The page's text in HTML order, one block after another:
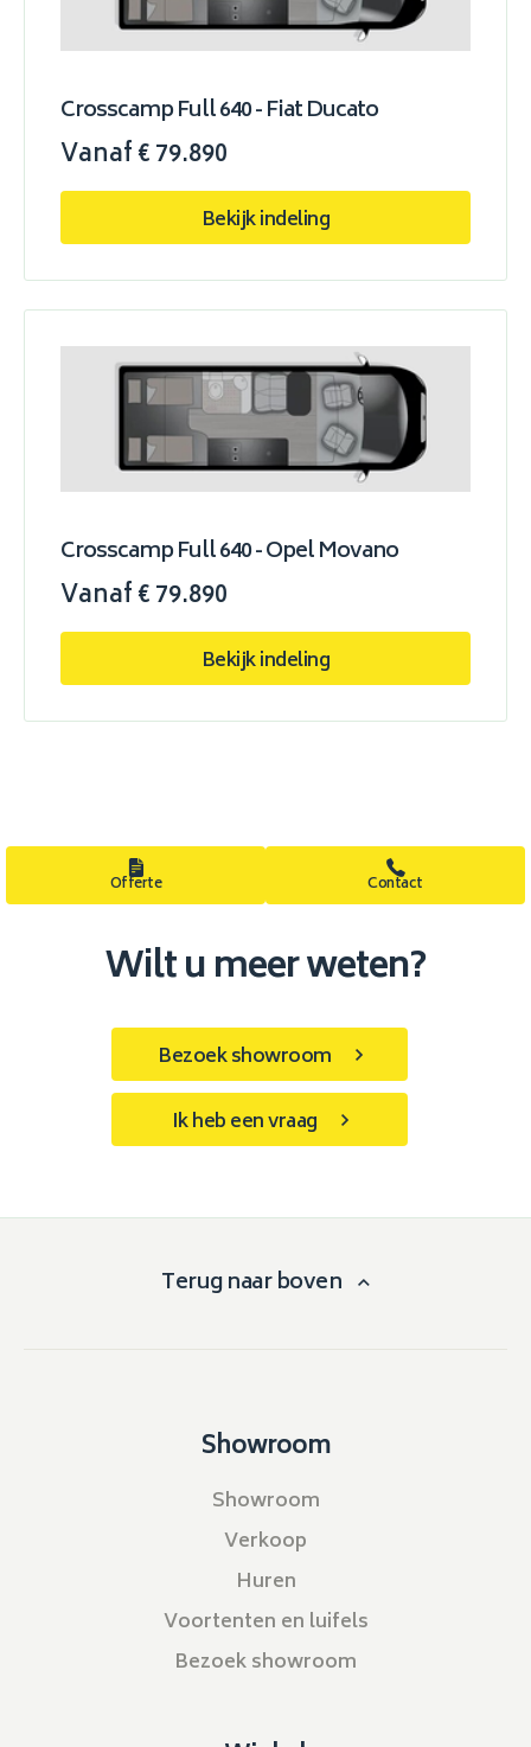
Crosscamp Full 640 - Fiat Ducato
Vanaf € 79.890
Bekijk indeling
Crosscamp Full 640 - Opel Movano
Vanaf € 79.890
Bekijk indeling
Offerte Contact
Wilt u meer weten?
Bezoek showroom
Ik heb een vraag
Terug naar boven
Showroom
Showroom
Verkoop
Huren
Voortenten en luifels
Bezoek showroom